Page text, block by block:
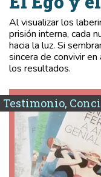
Al visualizar los
prisión interna, cada
hacia la luz. Si
sincera de convivir
los resultados.
Testimonio,